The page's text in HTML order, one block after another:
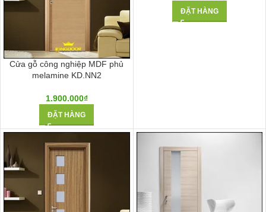
Cửa gỗ công nghiệp MDF phủ
melamine KD.NN2
1.900.000₫
ĐẶT HÀNG
ĐẶT HÀNG